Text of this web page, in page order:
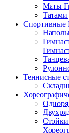
Маты
Татами
Спортивные
Теннисные
Стойки